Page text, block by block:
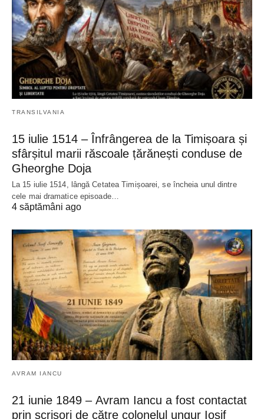
TRANSILVANIA
15 iulie 1514 – Înfrângerea de la Timișoara și
sfârșitul marii răscoale țărănești conduse de
Gheorghe Doja
La 15 iulie 1514, lângă Cetatea Timișoarei, se încheia unul dintre
cele mai dramatice episoade…
4 săptămâni ago
AVRAM IANCU
21 iunie 1849 – Avram Iancu a fost contactat
prin scrisori de către colonelul ungur Iosif